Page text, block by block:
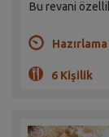
Bu revani
6 Kişilik